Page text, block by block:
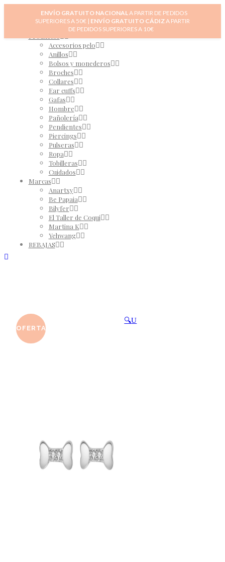
Novedades
Accesorios pelo
Anillos
Bolsos y monederos
Broches
Collares
Ear cuffs
Gafas
Hombre
Pañolería
Pendientes
Piercings
Pulseras
Ropa
Tobilleras
Cuidados
Marcas
Anartxy
Be Papaia
Bilyfer
El Taller de Coqui
Martina K
Yehwang
REBAJAS
OFERTA
🔍
ENVÍO GRATUITO NACIONALA PARTIR DE PEDIDOS
SUPERIORES A 50€ | ENVÍO GRATUITO CÁDIZA PARTIR
DE PEDIDOS SUPERIORES A 10€